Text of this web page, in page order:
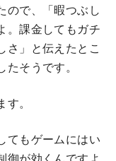
ので、「暇つぶし
。課金してもガチ
さ」と伝えたとこ
そうです。
。
てもゲームにはい
御が効くんですよ